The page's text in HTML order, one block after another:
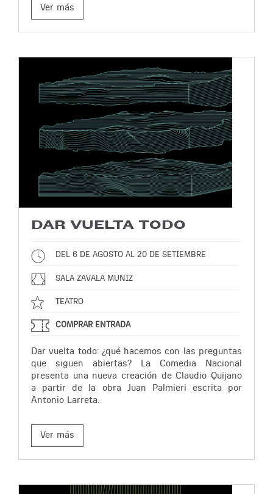
Ver más
DAR VUELTA TODO
DEL 6 DE AGOSTO AL 20 DE SETIEMBRE
SALA ZAVALA MUNIZ
TEATRO
COMPRAR ENTRADA
Dar vuelta todo: ¿qué hacemos con las preguntas
que siguen abiertas? La Comedia Nacional
presenta una nueva creación de Claudio Quijano
a partir de la obra Juan Palmieri escrita por
Antonio Larreta.
Ver más